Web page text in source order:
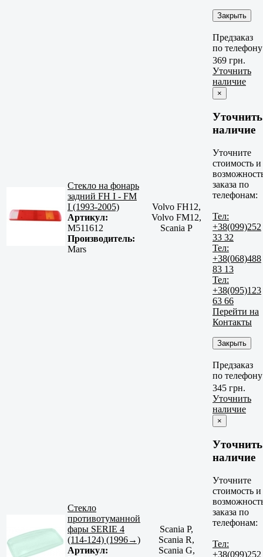
Закрыть
Предзаказ
по телефону
Стекло на фонарь
задний FH I - FM
I (1993-2005)
Артикул:
M511612
Производитель:
Mars
Volvo FH12,
Volvo FM12,
Scania P
369 грн.
Уточнить
наличие
×
Уточнить
наличие
Уточните
стоимость и
заказа по
телефонам:
Тел:
+38(099)252
33 32
Тел:
+38(068)488
83 13
Тел:
+38(095)123
63 66
Перейти на
Контакты
Закрыть
Предзаказ
по телефону
Стекло
противотуманной
фары SERIE 4
(114-124) (1996→)
Артикул:
Scania P,
Scania R,
Scania G,
345 грн.
Уточнить
наличие
×
Уточнить
наличие
Уточните
стоимость и
заказа по
телефонам:
Тел:
+38(099)252